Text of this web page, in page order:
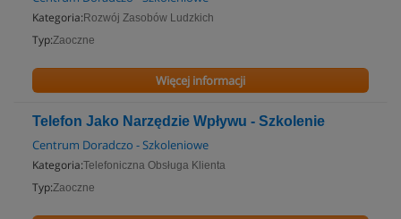
Kategoria: Rozwój Zasobów Ludzkich
Typ:Zaoczne
Więcej informacji
Telefon Jako Narzędzie Wpływu - Szkolenie
Centrum Doradczo - Szkoleniowe
Kategoria:Telefoniczna Obsługa Klienta
Typ:Zaoczne